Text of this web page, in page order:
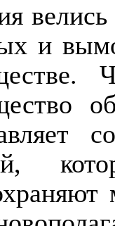
и